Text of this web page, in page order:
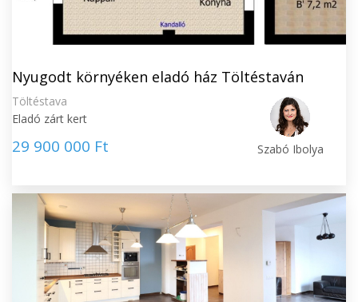
Nyugodt környéken eladó ház Töltéstaván
Töltéstava
Eladó zárt kert
29 900 000 Ft Szabó Ibolya